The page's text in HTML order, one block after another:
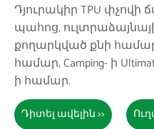
Դյուրակիր TPU փչովի
պահոց,
քողարկված քնի
համար, Camping- ի
ի համար.
Դիտել ավելին >>